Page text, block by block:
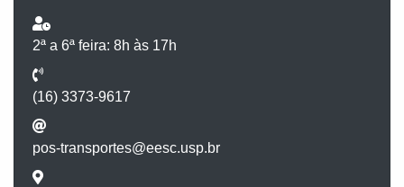
2ª a 6ª feira: 8h às 17h
(16) 3373-9617
pos-transportes@eesc.usp.br